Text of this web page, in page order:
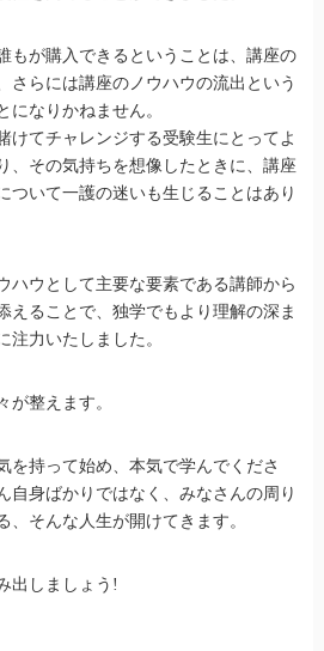
もが購入できるということは、講座の
さらには講座のノウハウの流出という
になりかねません。
けてチャレンジする受験生にとってよ
、その気持ちを想像したときに、講座
ついて一護の迷いも生じることはあり
ハウとして主要な要素である講師から
えることで、独学でもより理解の深ま
注力いたしました。
が整えます。
を持って始め、本気で学んでくださ
自身ばかりではなく、みなさんの周り
、そんな人生が開けてきます。
出しましょう!